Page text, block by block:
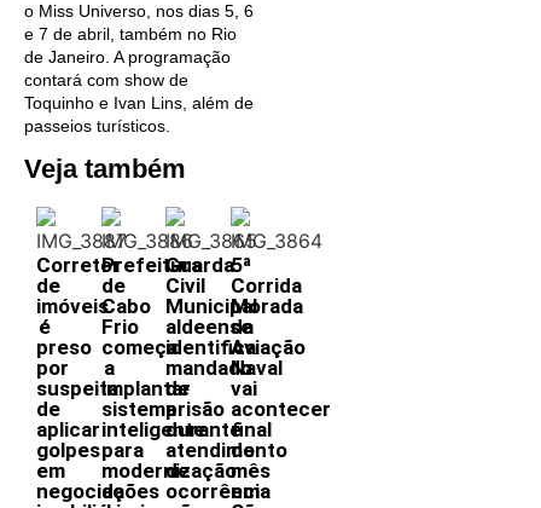
o Miss Universo, nos dias 5, 6
e 7 de abril, também no Rio
de Janeiro. A programação
contará com show de
Toquinho e Ivan Lins, além de
passeios turísticos.
Veja também
Corretor
de
imóveis
é
preso
por
suspeita
de
aplicar
golpes
em
negociações
Prefeitura
de
Cabo
Frio
começa
a
implantar
sistema
inteligente
para
modernização
da
Guarda
Civil
Municipal
aldeense
identifica
mandado
de
prisão
durante
atendimento
de
ocorrência
5ª
Corrida
Morada
da
Aviação
Naval
vai
acontecer
final
do
mês
em